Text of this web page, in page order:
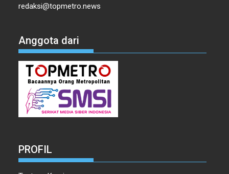
redaksi@topmetro.news
Anggota dari
PROFIL